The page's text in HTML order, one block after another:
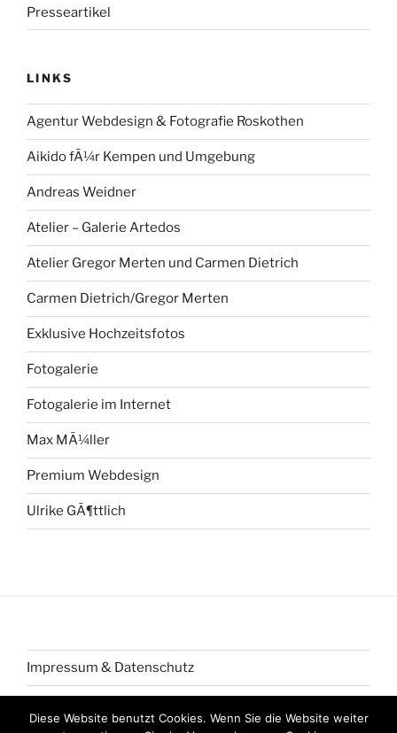
Presseartikel
LINKS
Agentur Webdesign & Fotografie Roskothen
Aikido fÃ¼r Kempen und Umgebung
Andreas Weidner
Atelier – Galerie Artedos
Atelier Gregor Merten und Carmen Dietrich
Carmen Dietrich/Gregor Merten
Exklusive Hochzeitsfotos
Fotogalerie
Fotogalerie im Internet
Max MÃ¼ller
Premium Webdesign
Ulrike GÃ¶ttlich
Impressum & Datenschutz
Diese Website benutzt Cookies. Wenn Sie die Website weiter